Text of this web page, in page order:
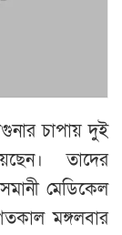
চাপায় দুই
তাদের
মেডিকেল
মঙ্গলবার